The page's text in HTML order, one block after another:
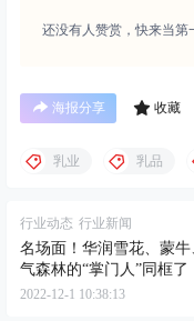
还没有人赞赏，快来当第
海报分享 收藏
乳业 乳品
行业动态 行业新闻
名场面！华润雪花、蒙牛
气森林的“掌门人”同框了
2022-12-1 10:38:13